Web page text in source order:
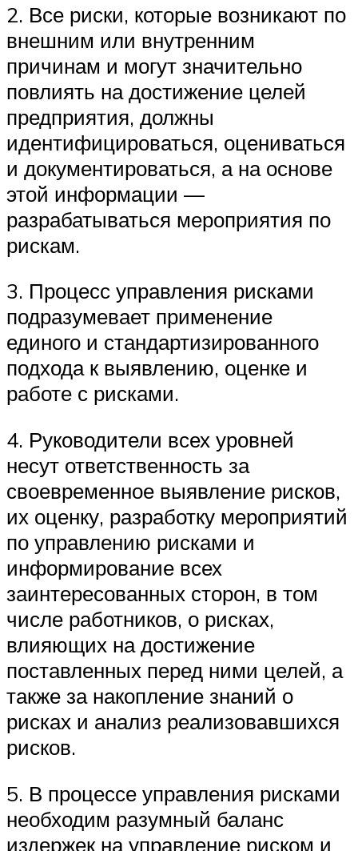
2. Все риски, которые возникают по
внешним или внутренним
причинам и могут значительно
повлиять на достижение целей
предприятия, должны
идентифицироваться, оцениваться
и документироваться, а на основе
этой информации —
разрабатываться мероприятия по
рискам.
3. Процесс управления рисками
подразумевает применение
единого и стандартизированного
подхода к выявлению, оценке и
работе с рисками.
4. Руководители всех уровней
несут ответственность за
своевременное выявление рисков,
их оценку, разработку мероприятий
по управлению рисками и
информирование всех
заинтересованных сторон, в том
числе работников, о рисках,
влияющих на достижение
поставленных перед ними целей, а
также за накопление знаний о
рисках и анализ реализовавшихся
рисков.
5. В процессе управления рисками
необходим разумный баланс
издержек на управление риском и